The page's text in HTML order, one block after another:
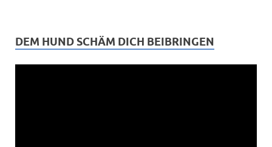
DEM HUND SCHÄM DICH BEIBRINGEN